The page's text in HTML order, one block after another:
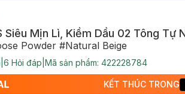
Siêu Mịn Lì, Kiềm Dầu 02 Tông Tự
Powder #Natural Beige
6 Hỏi đáp Mã sản phẩm: 422228784
KẾT THÚC TRONG